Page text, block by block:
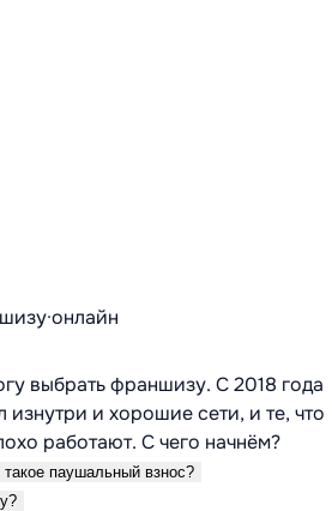
·онлайн
выбрать франшизу. С 2018 года
изнутри и хорошие сети, и те, что
работают. С чего начнём?
такое паушальный взнос?